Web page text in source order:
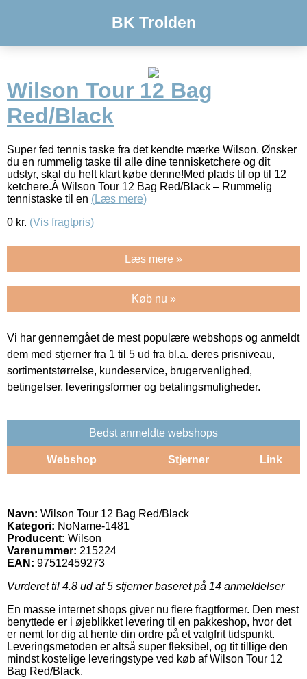
BK Trolden
Wilson Tour 12 Bag
Red/Black
Super fed tennis taske fra det kendte mærke Wilson. Ønsker
du en rummelig taske til alle dine tennisketchere og dit
udstyr, skal du helt klart købe denne!Med plads til op til 12
ketchere.Â Wilson Tour 12 Bag Red/Black – Rummelig
tennistaske til en (Læs mere)
0 kr. (Vis fragtpris)
Læs mere »
Køb nu »
Vi har gennemgået de mest populære webshops og anmeldt
dem med stjerner fra 1 til 5 ud fra bl.a. deres prisniveau,
sortimentstørrelse, kundeservice, brugervenlighed,
betingelser, leveringsformer og betalingsmuligheder.
Bedst anmeldte webshops
Webshop Stjerner Link
Navn: Wilson Tour 12 Bag Red/Black
Kategori: NoName-1481
Producent: Wilson
Varenummer: 215224
EAN: 97512459273
Vurderet til 4.8 ud af 5 stjerner baseret på 14 anmeldelser
En masse internet shops giver nu flere fragtformer. Den mest
benyttede er i øjeblikket levering til en pakkeshop, hvor det
er nemt for dig at hente din ordre på et valgfrit tidspunkt.
Leveringsmetoden er altså super fleksibel, og tit tillige den
mindst kostelige leveringstype ved køb af Wilson Tour 12
Bag Red/Black.